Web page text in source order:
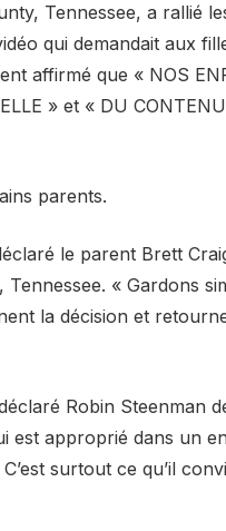
Tennessee, a rallié
qui demandait aux
affirmé que « NOS
» et « DU
parents.
le parent Brett
« Gardons
la décision et
Robin Steenman
est approprié dans un
surtout ce qu’il